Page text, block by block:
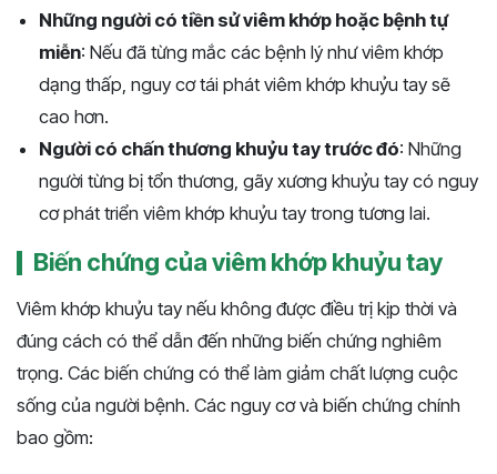
Những người có tiền sử viêm khớp hoặc bệnh tự
miễn: Nếu đã từng mắc các bệnh lý như viêm khớp
dạng thấp, nguy cơ tái phát viêm khớp khuỷu tay sẽ
cao hơn.
Người có chấn thương khuỷu tay trước đó: Những
người từng bị tổn thương, gãy xương khuỷu tay có nguy
cơ phát triển viêm khớp khuỷu tay trong tương lai.
Biến chứng của viêm khớp khuỷu tay
Viêm khớp khuỷu tay nếu không được điều trị kịp thời và
đúng cách có thể dẫn đến những biến chứng nghiêm
trọng. Các biến chứng có thể làm giảm chất lượng cuộc
sống của người bệnh. Các nguy cơ và biến chứng chính
bao gồm: